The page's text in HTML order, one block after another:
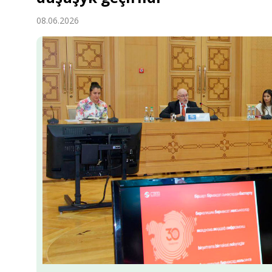
Ykdysadyýet
Jemgyýet
Medeniýet
Ylym
Sport
08.06.2026